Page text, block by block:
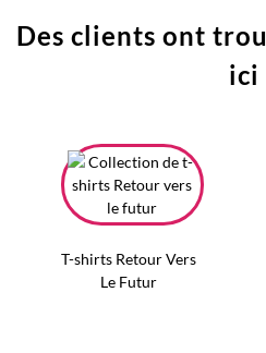
Des clients ont
ici
T-shirts Retour Vers
Le Futur